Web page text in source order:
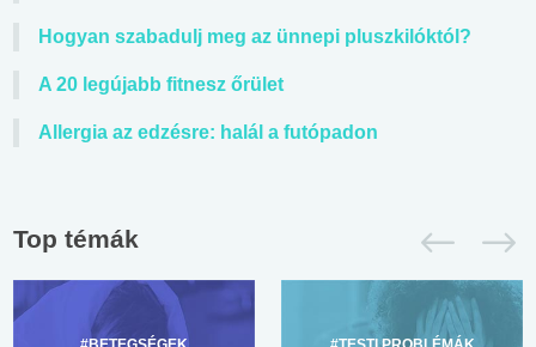
Hogyan szabadulj meg az ünnepi pluszkilóktól?
A 20 legújabb fitnesz őrület
Allergia az edzésre: halál a futópadon
Top témák